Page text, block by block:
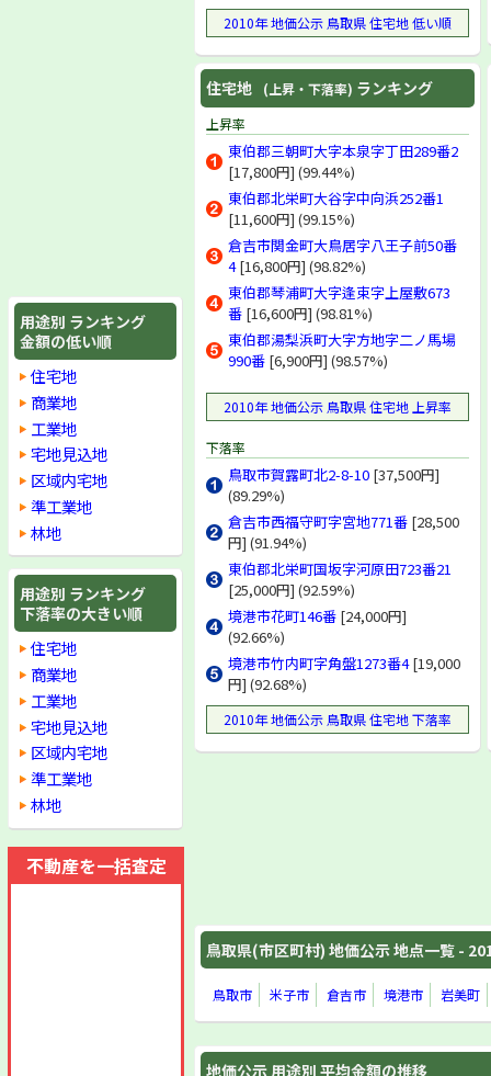
2010年 地価公示 鳥取県 住宅地 低い順
住宅地 (上昇・下落率) ランキング
上昇率
東伯郡三朝町大字本泉字丁田289番2
[17,800円] (99.44%)
東伯郡北栄町大谷字中向浜252番1
[11,600円] (99.15%)
倉吉市関金町大鳥居字八王子前50番
4[16,800円] (98.82%)
東伯郡琴浦町大字逢束字上屋敷673
番 [16,600円] (98.81%)
東伯郡湯梨浜町大字方地字二ノ馬場
990番 [6,900円] (98.57%)
2010年 地価公示 鳥取県 住宅地 上昇率
下落率
鳥取市賀露町北2-8-10 [37,500円]
(89.29%)
倉吉市西福守町字宮地771番 [28,500
円] (91.94%)
東伯郡北栄町国坂字河原田723番21
[25,000円] (92.59%)
境港市花町146番 [24,000円]
(92.66%)
境港市竹内町字角盤1273番4[19,000
円] (92.68%)
2010年 地価公示 鳥取県 住宅地 下落率
鳥取県(市区町村) 地価公示 地点一覧 -
鳥取市 米子市 倉吉市 境港市 岩美町
地価公示 用途別 平均金額の推移
用途別 ランキング
金額の低い順
住宅地
商業地
工業地
宅地見込地
区域内宅地
準工業地
林地
用途別 ランキング
下落率の大きい順
住宅地
商業地
工業地
宅地見込地
区域内宅地
準工業地
林地
不動産を一括査定